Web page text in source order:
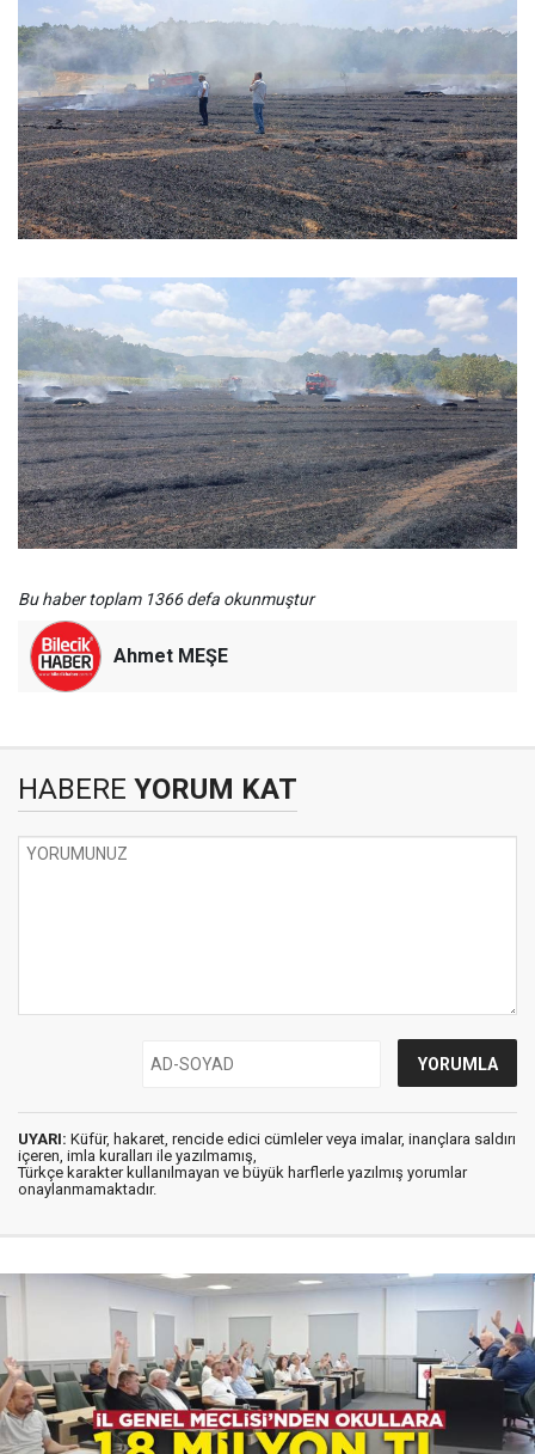
Bu haber toplam 1366 defa okunmuştur
Ahmet MEŞE
HABERE YORUM KAT
UYARI: Küfür, hakaret, rencide edici cümleler veya imalar, inançlara saldırı
içeren, imla kuralları ile yazılmamış,
Türkçe karakter kullanılmayan ve büyük harflerle yazılmış yorumlar
onaylanmamaktadır.